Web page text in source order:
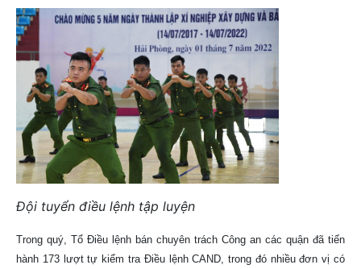
Đội tuyển điều lệnh tập luyện
Trong quý, Tổ Điều lệnh bán chuyên trách Công an các quận đã tiến
hành 173 lượt tự kiểm tra Điều lệnh CAND, trong đó nhiều đơn vị có